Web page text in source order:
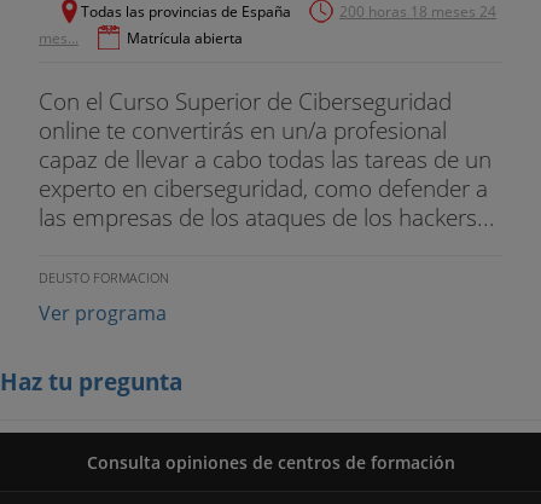
Todas las provincias de España
200 horas 18 meses 24
mes...
Matrícula abierta
Con el Curso Superior de Ciberseguridad
online te convertirás en un/a profesional
capaz de llevar a cabo todas las tareas de un
experto en ciberseguridad, como defender a
las empresas de los ataques de los hackers...
DEUSTO FORMACION
Ver programa
Haz tu pregunta
Consulta opiniones de centros de formación